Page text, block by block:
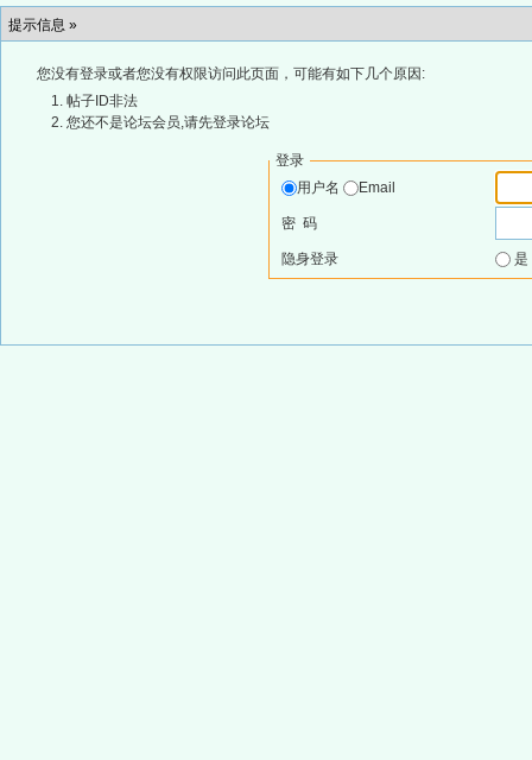
提示信息 »
您没有登录或者您没有权限访问此页面，可能有如下几个原因:
帖子ID非法
您还不是论坛会员,请先登录论坛
登录
用户名
Email
密 码
隐身登录